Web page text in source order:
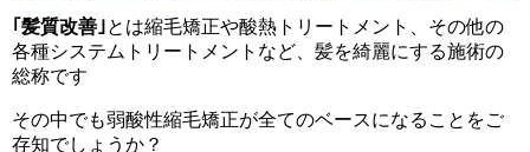
｢髪質改善｣とは縮毛矯正や酸熱トリートメント、その他の
各種システムトリートメントなど、髪を綺麗にする施術の
総称です
その中でも弱酸性縮毛矯正が全てのベースになることをご
存知でしょうか？